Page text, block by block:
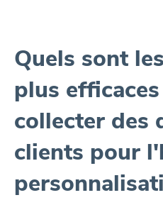
Quels sont
plus
collecter des
clients pour